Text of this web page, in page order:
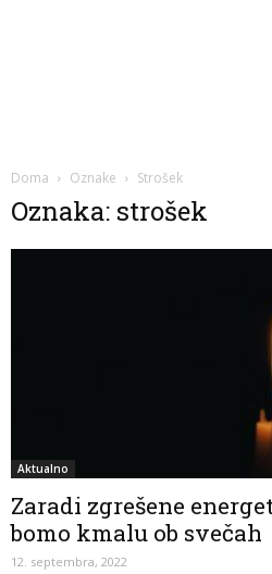
Doma Oznake Strošek
Oznaka: strošek
Aktualno
Zaradi zgrešene
bomo kmalu ob svečah
12. septembra, 2022